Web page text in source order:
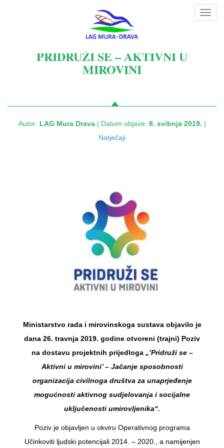
PRIDRUŽI SE – AKTIVNI U
MIROVINI
Autor: LAG Mura Drava| Datum objave: 8. svibnja 2019. |
Natječaji
Ministarstvo rada i mirovinskoga sustava objavilo je
dana 26. travnja 2019. godine otvoreni (trajni) Poziv
na dostavu projektnih prijedloga „’Pridruži se –
Aktivni u mirovini’ – Jačanje sposobnosti
organizacija civilnoga društva za unaprjeđenje
mogućnosti aktivnog sudjelovanja i socijalne
uključenosti umirovljenika“.
Poziv je objavljen u okviru Operativnog programa
Učinkoviti ljudski potencijali 2014. – 2020., a namijenjen